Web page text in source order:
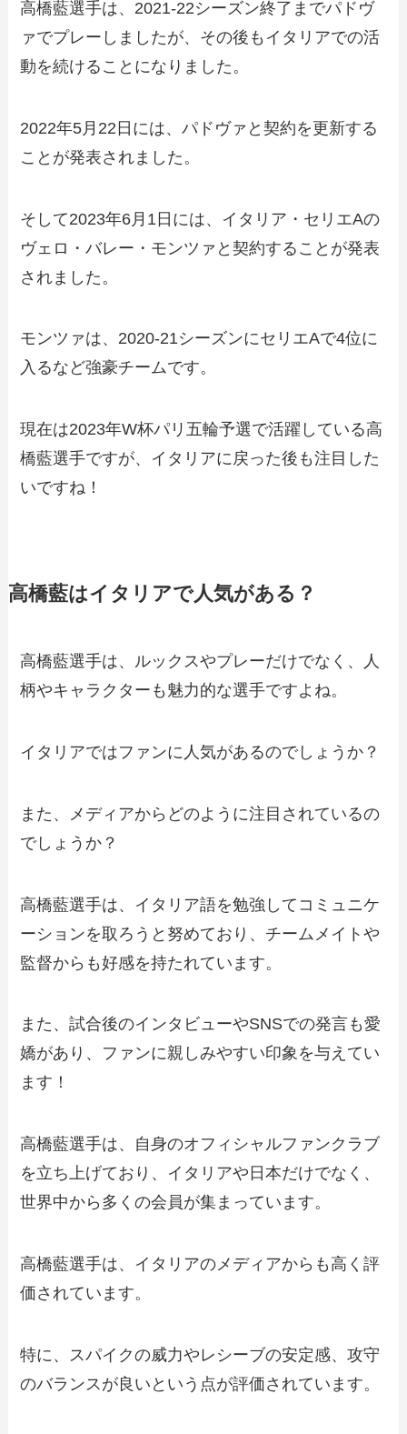
高橋藍選手は、2021-22シーズン終了までパドヴ
ァでプレーしましたが、その後もイタリアでの活
動を続けることになりました。
2022年5月22日には、パドヴァと契約を更新する
ことが発表されました。
そして2023年6月1日には、イタリア・セリエAの
ヴェロ・バレー・モンツァと契約することが発表
されました。
モンツァは、2020-21シーズンにセリエAで4位に
入るなど強豪チームです。
現在は2023年W杯パリ五輪予選で活躍している高
橋藍選手ですが、イタリアに戻った後も注目した
いですね！
高橋藍はイタリアで人気がある？
高橋藍選手は、ルックスやプレーだけでなく、人
柄やキャラクターも魅力的な選手ですよね。
イタリアではファンに人気があるのでしょうか？
また、メディアからどのように注目されているの
でしょうか？
高橋藍選手は、イタリア語を勉強してコミュニケ
ーションを取ろうと努めており、チームメイトや
監督からも好感を持たれています。
また、試合後のインタビューやSNSでの発言も愛
嬌があり、ファンに親しみやすい印象を与えてい
ます！
高橋藍選手は、自身のオフィシャルファンクラブ
を立ち上げており、イタリアや日本だけでなく、
世界中から多くの会員が集まっています。
高橋藍選手は、イタリアのメディアからも高く評
価されています。
特に、スパイクの威力やレシーブの安定感、攻守
のバランスが良いという点が評価されています。